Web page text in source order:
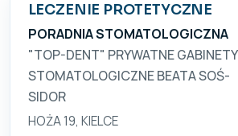
LECZENIE PROTETYCZNE
PORADNIA STOMATOLOGICZNA
"TOP-DENT" PRYWATNE GABINETY
STOMATOLOGICZNE BEATA SOŚ-
SIDOR
HOŻA 19, KIELCE